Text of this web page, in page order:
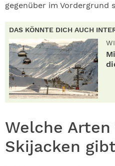
gegenüber im Vordergrund
DAS KÖNNTE DICH AUCH
Welche Arten
Skijacken